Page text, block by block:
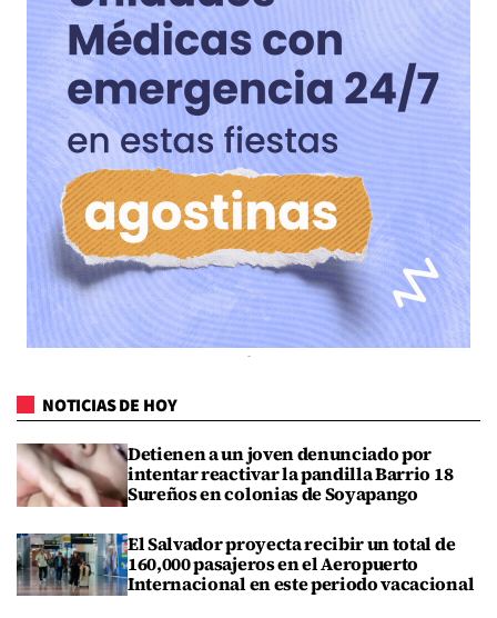
NOTICIAS DE HOY
Detienen a un joven denunciado por
intentar reactivar la pandilla Barrio 18
Sureños en colonias de Soyapango
El Salvador proyecta recibir un total de
160,000 pasajeros en el Aeropuerto
Internacional en este periodo vacacional